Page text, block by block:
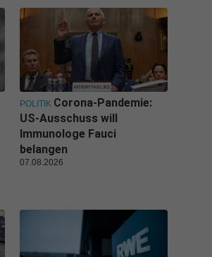
POLITIK Corona-Pandemie:
US-Ausschuss will
Immunologe Fauci
belangen
07.08.2026